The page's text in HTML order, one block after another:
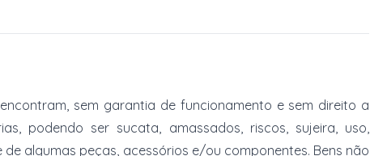
sem garantia de funcionamento e sem direito a
podendo ser sucata, amassados, riscos, sujeira, uso,
algumas peças, acessórios e/ou componentes. Bens não